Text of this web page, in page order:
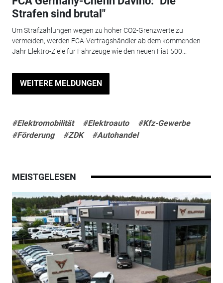
Strafen sind brutal"
Um Strafzahlungen wegen zu hoher CO2-Grenzwerte zu
vermeiden, werden FCA-Vertragshändler ab dem kommenden
Jahr Elektro-Ziele für Fahrzeuge wie den neuen Fiat 500...
WEITERE MELDUNGEN
#Elektromobilität #Elektroauto
#Kfz-Gewerbe
#Förderung
#ZDK #Autohandel
MEISTGELESEN